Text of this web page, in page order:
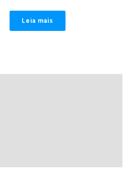
Leia mais